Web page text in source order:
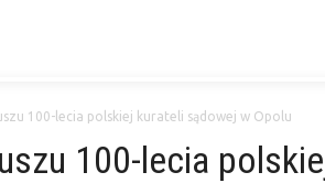
100-lecia polskiej kurateli sądowej w Opolu
100-lecia